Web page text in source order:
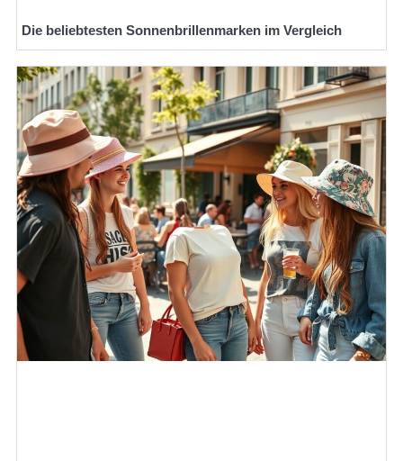
Die beliebtesten Sonnenbrillenmarken im Vergleich